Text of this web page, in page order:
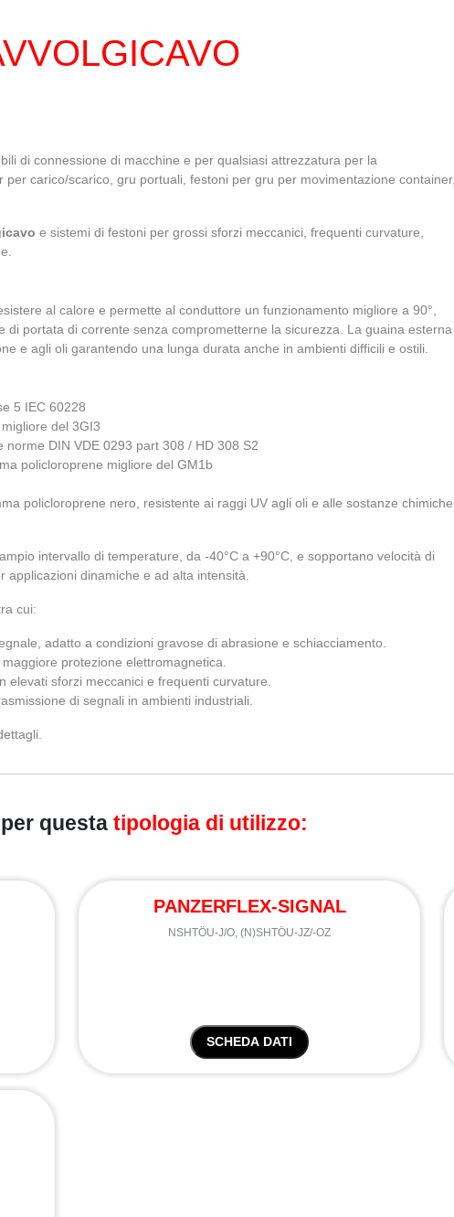
di connessione di macchine e per qualsiasi attrezzatura per la
carico/scarico, gru portuali, festoni per gru per movimentazione
e sistemi di festoni per grossi sforzi meccanici, frequenti curvature,
al calore e permette al conduttore un funzionamento migliore a 90°,
portata di corrente senza comprometterne la sicurezza. La guaina esterna
e agli oli garantendo una lunga durata anche in ambienti difficili e ostili.
5 IEC 60228
del 3GI3
norme DIN VDE 0293 part 308 / HD 308 S2
policloroprene migliore del GM1b
policloroprene nero, resistente ai raggi UV agli oli e alle sostanze
intervallo di temperature, da -40°C a +90°C, e sopportano velocità di
dinamiche e ad alta intensità.
cui:
adatto a condizioni gravose di abrasione e schiacciamento.​
protezione elettromagnetica.
elevati sforzi meccanici e frequenti curvature.
di segnali in ambienti industriali.​
questa tipologia di utilizzo:
PANZERFLEX-SIGNAL
NSHTÖU-J/O, (N)SHTÖU-JZ/-OZ
SCHEDA DATI